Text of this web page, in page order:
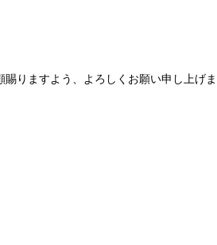
りますよう、よろしくお願い申し上げま